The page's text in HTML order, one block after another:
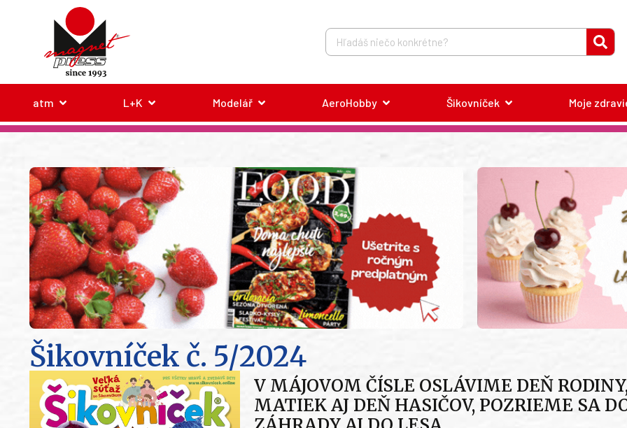
atm L+K Modelář AeroHobby Šikovníček Moje
Šikovníček č. 5/2024
V MÁJOVOM ČÍSLE OSLÁVIME DEŇ
MATIEK AJ DEŇ HASIČOV, POZRIEME SA